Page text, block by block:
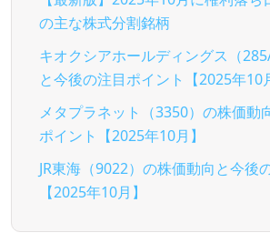
の主な株式分割銘柄
キオクシアホールディングス（
と今後の注目ポイント【2025年10
メタプラネット（3350）の株価動
ポイント【2025年10月】
JR東海（9022）の株価動向と今後
【2025年10月】